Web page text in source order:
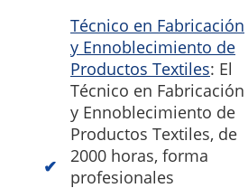
Técnico en Fabricación
y Ennoblecimiento de
Productos Textiles: El
Técnico en Fabricación
y Ennoblecimiento de
Productos Textiles, de
2000 horas, forma
profesionales